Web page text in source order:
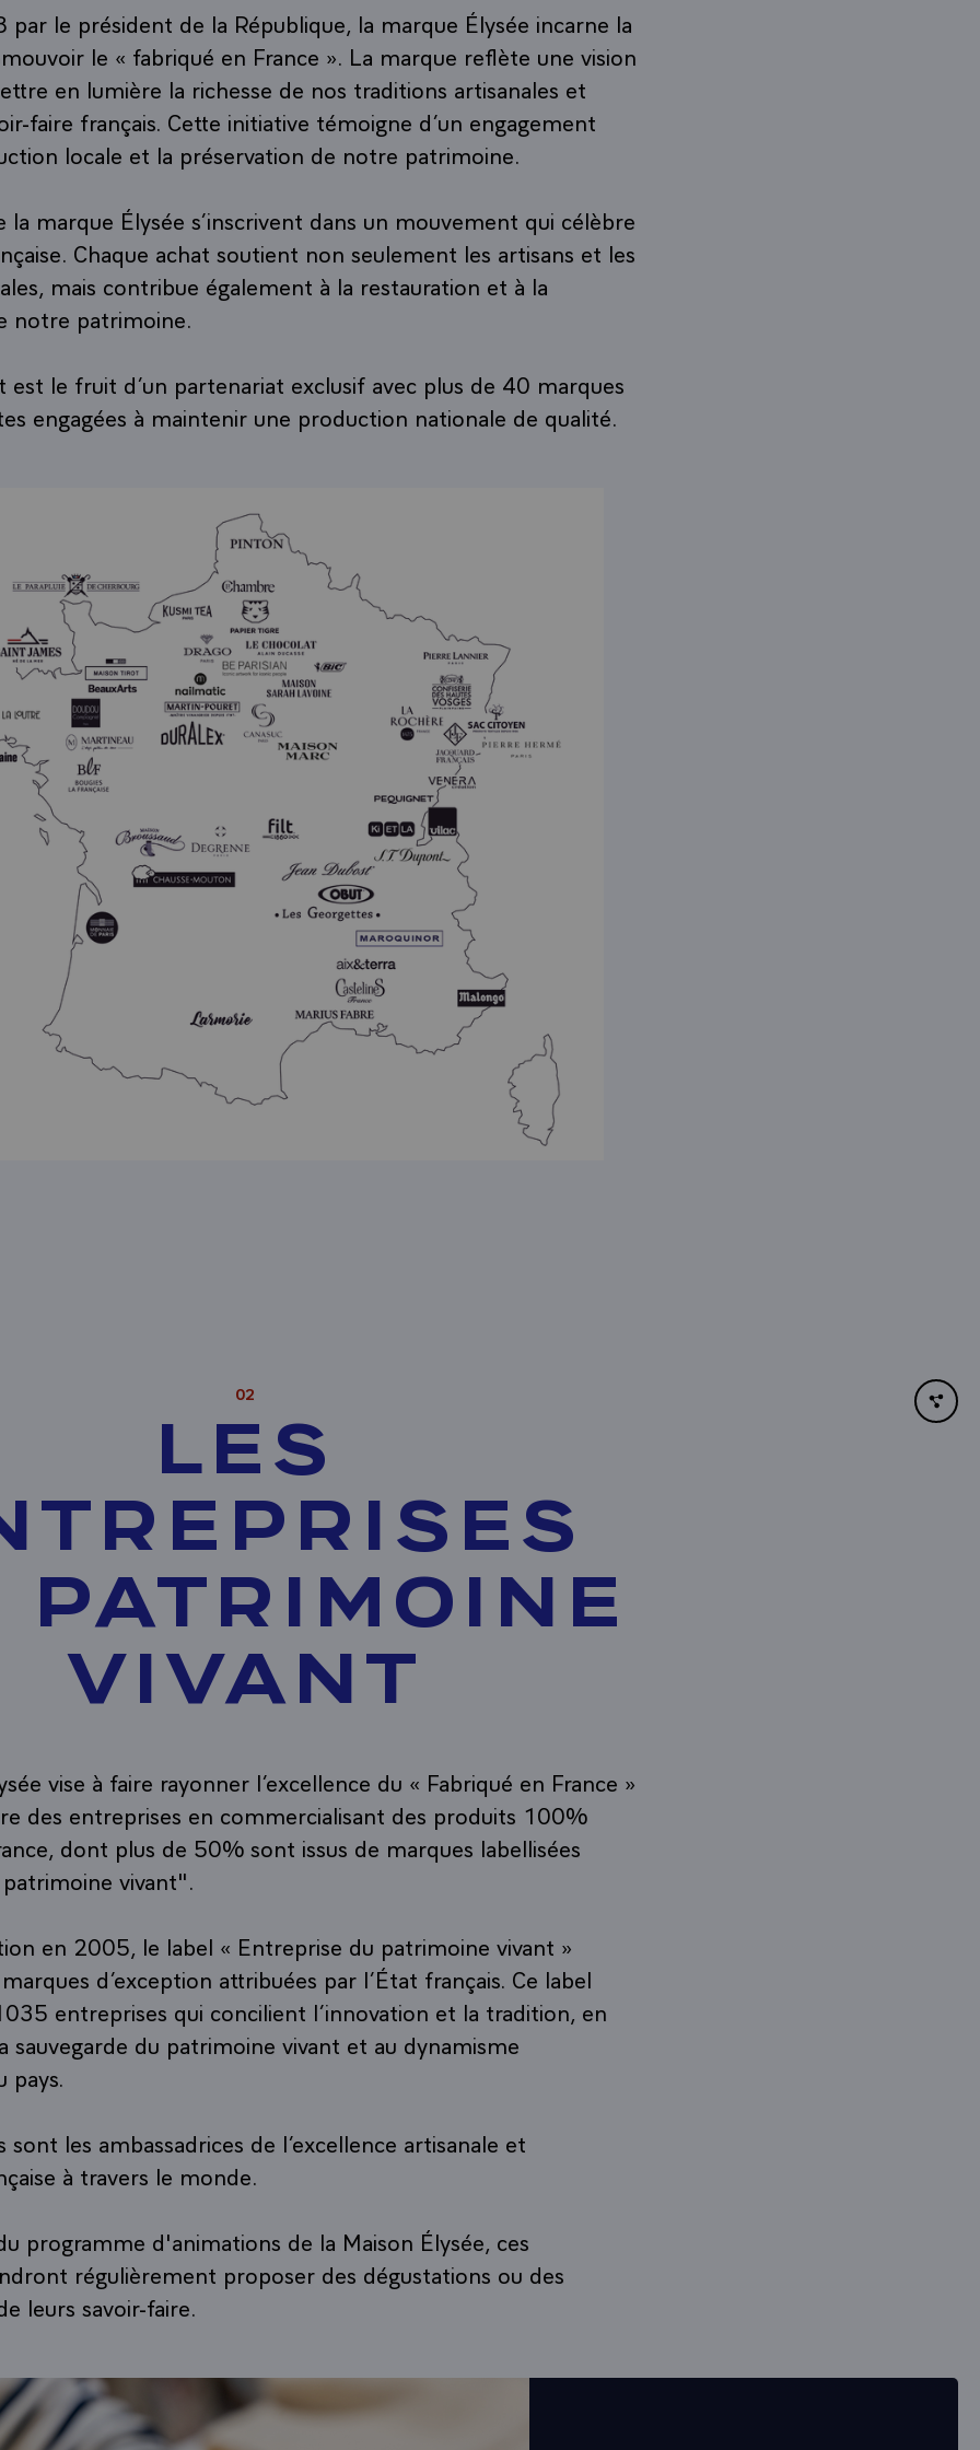
le président de la République, la marque Élysée incarne la
le « fabriqué en France ». La marque reflète une vision
en lumière la richesse de nos traditions artisanales et
faire français. Cette initiative témoigne d’un engagement
locale et la préservation de notre patrimoine.
la marque Élysée s’inscrivent dans un mouvement qui célèbre
Chaque achat soutient non seulement les artisans et les
mais contribue également à la restauration et à la
notre patrimoine.
est le fruit d’un partenariat exclusif avec plus de 40 marques
engagées à maintenir une production nationale de qualité.
02
LES
PATRIMOINE
VIVANT
Partager
vise à faire rayonner l’excellence du « Fabriqué en France »
des entreprises en commercialisant des produits 100%
dont plus de 50% sont issus de marques labellisées
vivant".
en 2005, le label « Entreprise du patrimoine vivant »
d’exception attribuées par l’État français. Ce label
entreprises qui concilient l’innovation et la tradition, en
sauvegarde du patrimoine vivant et au dynamisme
pays.
sont les ambassadrices de l’excellence artisanale et
à travers le monde.
programme d'animations de la Maison Élysée, ces
régulièrement proposer des dégustations ou des
leurs savoir-faire.